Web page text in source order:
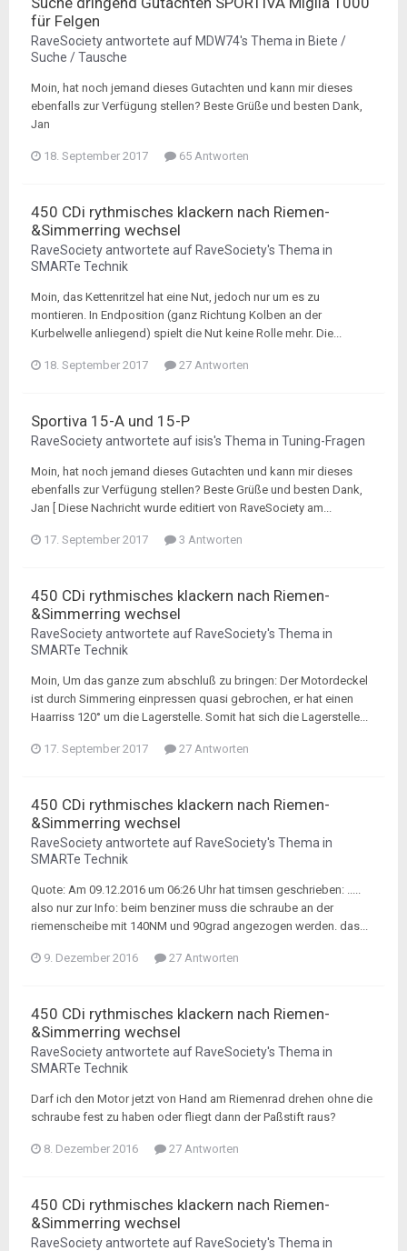
für Felgen
RaveSocietyantwortete auf MDW74's Thema in Biete /
Suche / Tausche
Moin, hat noch jemand dieses Gutachten und kann mir dieses
ebenfalls zur Verfügung stellen? Beste Grüße und besten Dank,
Jan
18. September 2017 65 Antworten
450 CDi rythmisches klackern nach Riemen-
&Simmerring wechsel
RaveSocietyantwortete auf RaveSociety's Thema in
SMARTe Technik
Moin, das Kettenritzel hat eine Nut, jedoch nur um es zu
montieren. In Endposition (ganz Richtung Kolben an der
Kurbelwelle anliegend) spielt die Nut keine Rolle mehr. Die...
18. September 2017 27 Antworten
Sportiva 15-A und 15-P
RaveSocietyantwortete aufisis's Thema in Tuning-Fragen
Moin, hat noch jemand dieses Gutachten und kann mir dieses
ebenfalls zur Verfügung stellen? Beste Grüße und besten Dank,
Jan [ Diese Nachricht wurde editiert von RaveSociety am...
17. September 2017 3 Antworten
450 CDi rythmisches klackern nach Riemen-
&Simmerring wechsel
RaveSocietyantwortete auf RaveSociety's Thema in
SMARTe Technik
Moin, Um das ganze zum abschluß zu bringen: Der Motordeckel
ist durch Simmering einpressen quasi gebrochen, er hat einen
Haarriss 120° um die Lagerstelle. Somit hat sich die Lagerstelle...
17. September 2017 27 Antworten
450 CDi rythmisches klackern nach Riemen-
&Simmerring wechsel
RaveSocietyantwortete auf RaveSociety's Thema in
SMARTe Technik
Quote: Am 09.12.2016 um 06:26 Uhr hat timsen geschrieben: .....
also nur zur Info: beim benziner muss die schraube an der
riemenscheibe mit 140NM und 90grad angezogen werden. das...
9. Dezember 2016 27 Antworten
450 CDi rythmisches klackern nach Riemen-
&Simmerring wechsel
RaveSocietyantwortete auf RaveSociety's Thema in
SMARTe Technik
Darf ich den Motor jetzt von Hand am Riemenrad drehen ohne die
schraube fest zu haben oder fliegt dann der Paßstift raus?
8. Dezember 2016 27 Antworten
450 CDi rythmisches klackern nach Riemen-
&Simmerring wechsel
RaveSocietyantwortete auf RaveSociety's Thema in